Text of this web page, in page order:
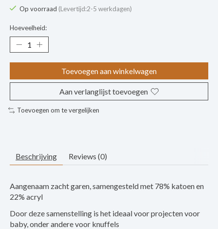
Op voorraad (Levertijd:2-5 werkdagen)
Hoeveelheid:
Toevoegen aan winkelwagen
Aan verlanglijst toevoegen
Toevoegen om te vergelijken
Beschrijving Reviews (0)
Aangenaam zacht garen, samengesteld met 78% katoen en
22% acryl
Door deze samenstelling is het ideaal voor projecten voor
baby, onder andere voor knuffels